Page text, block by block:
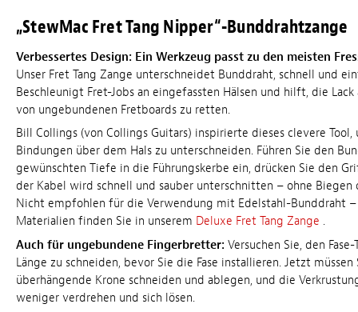
„StewMac Fret Tang Nipper“-Bunddrahtzange
Verbessertes Design: Ein Werkzeug passt zu den meisten
Unser Fret Tang Zange unterschneidet Bunddraht, schnell und
Beschleunigt Fret-Jobs an eingefassten Hälsen und hilft, die Lack
von ungebundenen Fretboards zu retten.
Bill Collings (von Collings Guitars) inspirierte dieses clevere
Bindungen über dem Hals zu unterschneiden. Führen Sie den
gewünschten Tiefe in die Führungskerbe ein, drücken Sie den
der Kabel wird schnell und sauber unterschnitten – ohne Biegen
Nicht empfohlen für die Verwendung mit Edelstahl-Bunddraht
Materialien finden Sie in unserem Deluxe Fret Tang Zange .
Auch für ungebundene Fingerbretter: Versuchen Sie, den
Länge zu schneiden, bevor Sie die Fase installieren. Jetzt
überhängende Krone schneiden und ablegen, und die
weniger verdrehen und sich lösen.